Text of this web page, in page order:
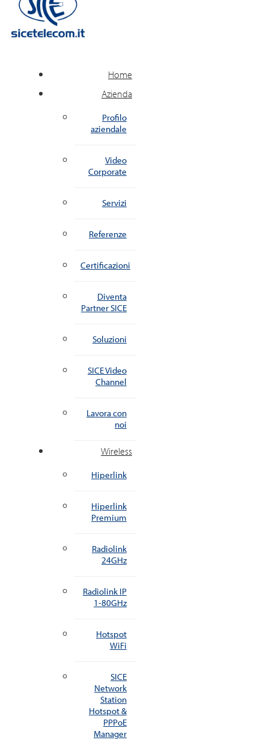
Home
Azienda
Profilo
aziendale
Video
Corporate
Servizi
Referenze
Certificazioni
Diventa
Partner SICE
Soluzioni
SICE Video
Channel
Lavora con
noi
Wireless
Hiperlink
Hiperlink
Premium
Radiolink
24GHz
Radiolink IP
1-80GHz
Hotspot
WiFi
SICE
Network
Station
Hotspot &
PPPoE
Manager